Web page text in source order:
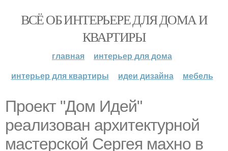
ВСЁ ОБ ИНТЕРЬЕРЕ ДЛЯ ДОМА И
КВАРТИРЫ
главная
интерьер для дома
интерьер для квартиры
идеи дизайна мебель
Проект "Дом Идей"
реализован архитектурной
мастерской Сергея махно в